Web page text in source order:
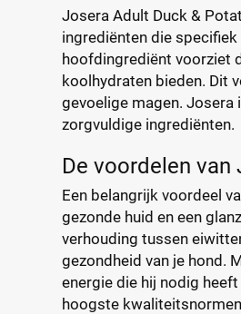
Josera Adult Duck &
ingrediënten die
hoofdingrediënt voorziet
koolhydraten bieden. Dit
gevoelige magen. Josera
zorgvuldige ingrediënten.
De voordelen
Een belangrijk voordeel
gezonde huid en een
verhouding tussen
gezondheid van je hond.
energie die hij nodig
hoogste